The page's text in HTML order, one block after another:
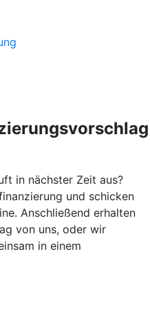
in nächster Zeit aus?
und schicken
Anschließend erhalten
von uns, oder wir
in einem